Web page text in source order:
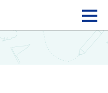
FAJ：特定非営利活動